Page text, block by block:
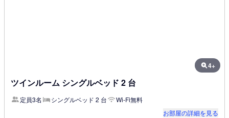
4+
ツインルーム シングルベッド 2 台
定員3名 シングルベッド 2 台
Wi-Fi無料
お部屋の詳細を見る